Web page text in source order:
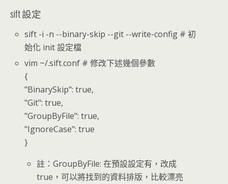
sift 設定
sift -i -n --binary-skip --git --write-config # 初
始化 init 設定檔
vim ~/.sift.conf # 修改下述幾個參數
{
"BinarySkip": true,
"Git": true,
"GroupByFile": true,
"IgnoreCase": true
}
註：GroupByFile: 在預設設定有，改成
true，可以將找到的資料排版，比較漂亮